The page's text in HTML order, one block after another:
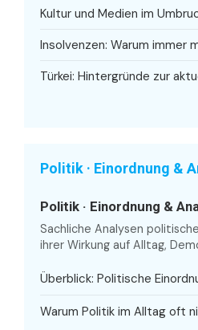
Kultur und Medien im
Insolvenzen: Warum immer
Türkei: Hintergründe zur
Politik · Einordnung &
Politik · Einordnung &
Sachliche Analysen
ihrer Wirkung auf Alltag,
Überblick: Politische
Warum Politik im Alltag oft